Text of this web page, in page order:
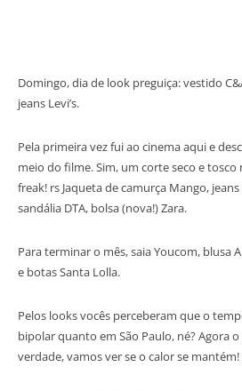
Domingo, dia de look preguiça: vestido
jeans Levi’s.
Pela primeira vez fui ao cinema aqui e
meio do filme. Sim, um corte seco e
freak! rs Jaqueta de camurça Mango,
sandália DTA, bolsa (nova!) Zara.
Para terminar o mês, saia Youcom, blusa
e botas Santa Lolla.
Pelos looks vocês perceberam que o
bipolar quanto em São Paulo, né? Agora
verdade, vamos ver se o calor se mantém!